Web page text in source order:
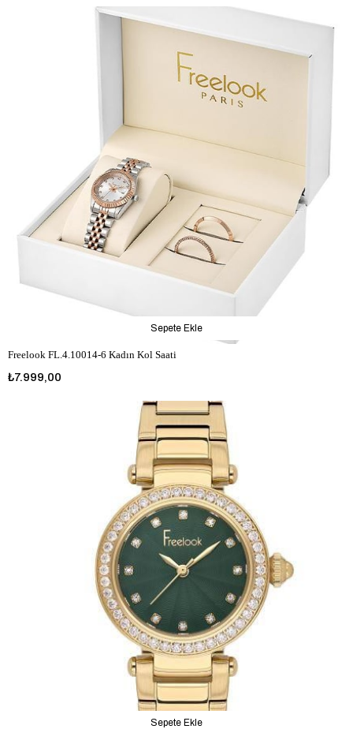
Freelook FL.4.10014-6 Kadın Kol Saati
₺7.999,00
Sepete Ekle
Sepete Ekle